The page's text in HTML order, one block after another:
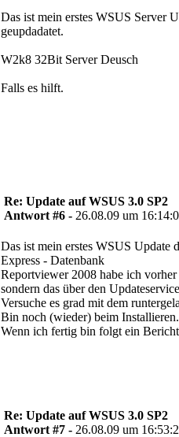
Das ist mein erstes WSUS Server
geupdadatet.
W2k8 32Bit Server Deusch
Falls es hilft.
Re: Update auf WSUS 3.0 SP2
Antwort #6 - 26.08.09 um
Das ist mein erstes WSUS Update
Express - Datenbank
Reportviewer 2008 habe ich
sondern das über den
Versuche es grad mit dem
Bin noch (wieder) beim
Wenn ich fertig bin folgt ein
Re: Update auf WSUS 3.0 SP2
Antwort #7 - 26.08.09 um